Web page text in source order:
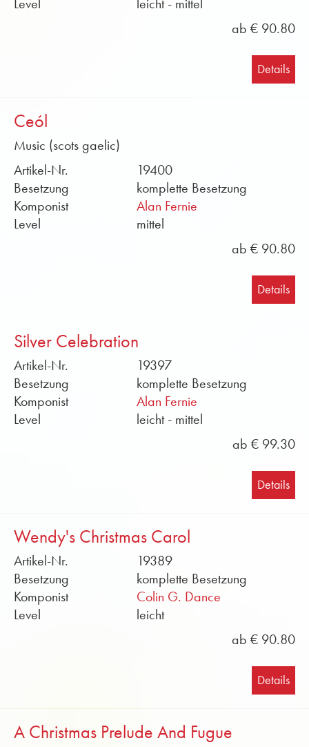
Level
leicht - mittel
ab € 90.80
Details
Ceól
Music (scots gaelic)
Artikel-Nr.
19400
Besetzung
komplette Besetzung
Komponist
Alan Fernie
Level
mittel
ab € 90.80
Details
Silver Celebration
Artikel-Nr.
19397
Besetzung
komplette Besetzung
Komponist
Alan Fernie
Level
leicht - mittel
ab € 99.30
Details
Wendy's Christmas Carol
Artikel-Nr.
19389
Besetzung
komplette Besetzung
Komponist
Colin G. Dance
Level
leicht
ab € 90.80
Details
A Christmas Prelude And Fugue